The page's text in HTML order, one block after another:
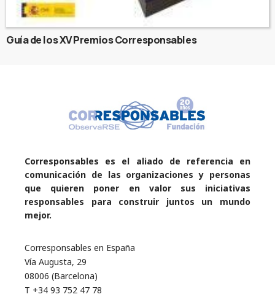
Guía de los XV Premios Corresponsables
Corresponsables es el aliado de referencia en
comunicación de las organizaciones y personas
que quieren poner en valor sus iniciativas
responsables para construir juntos un mundo
mejor.
Corresponsables en España
Vía Augusta, 29
08006 (Barcelona)
T +34 93 752 47 78